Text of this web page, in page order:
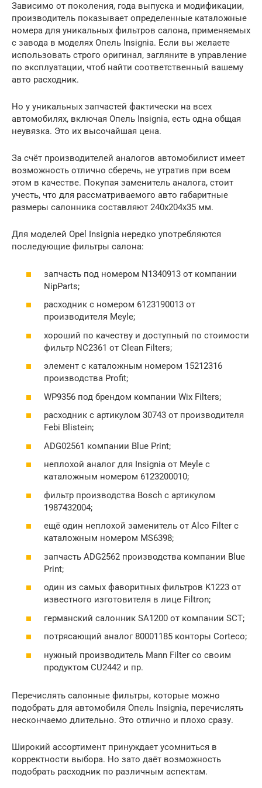
Зависимо от поколения, года выпуска и модификации,
производитель показывает определенные каталожные
номера для уникальных фильтров салона, применяемых
с завода в моделях Опель Insignia. Если вы желаете
использовать строго оригинал, загляните в управление
по эксплуатации, чтоб найти соответственный вашему
авто расходник.
Но у уникальных запчастей фактически на всех
автомобилях, включая Опель Insignia, есть одна общая
неувязка. Это их высочайшая цена.
За счёт производителей аналогов автомобилист имеет
возможность отлично сберечь, не утратив при всем
этом в качестве. Покупая заменитель аналога, стоит
учесть, что для рассматриваемого авто габаритные
размеры салонника составляют 240х204х35 мм.
Для моделей Opel Insignia нередко употребляются
последующие фильтры салона:
запчасть под номером N1340913 от компании
NipParts;
расходник с номером 6123190013 от
производителя Meyle;
хороший по качеству и доступный по стоимости
фильтр NC2361 от Clean Filters;
элемент с каталожным номером 15212316
производства Profit;
WP9356 под брендом компании Wix Filters;
расходник с артикулом 30743 от производителя
Febi Blistein;
ADG02561 компании Blue Print;
неплохой аналог для Insignia от Meyle с
каталожным номером 6123200010;
фильтр производства Bosch с артикулом
1987432004;
ещё один неплохой заменитель от Alco Filter с
каталожным номером MS6398;
запчасть ADG2562 производства компании Blue
Print;
один из самых фаворитных фильтров K1223 от
известного изготовителя в лице Filtron;
германский салонник SA1200 от компании SCT;
потрясающий аналог 80001185 конторы Corteco;
нужный производитель Mann Filter со своим
продуктом CU2442 и пр.
Перечислять салонные фильтры, которые можно
подобрать для автомобиля Опель Insignia, перечислять
нескончаемо длительно. Это отлично и плохо сразу.
Широкий ассортимент принуждает усомниться в
корректности выбора. Но зато даёт возможность
подобрать расходник по различным аспектам.